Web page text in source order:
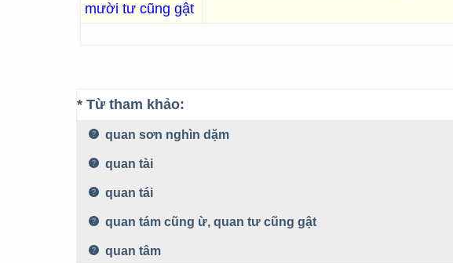
mười tư cũng gật
* Từ tham khảo:
quan sơn nghìn dặm
quan tài
quan tái
quan tám cũng ừ, quan tư cũng gật
quan tâm